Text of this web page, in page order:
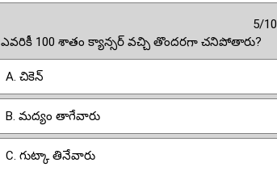
5/10
ఎవరికీ 100 శాతం క్యాన్సర్ వచ్చి తొందరగా చనిపోతారు?
A. చికెన్
B. మద్యం తాగేవారు
C. గుట్కా తినేవారు